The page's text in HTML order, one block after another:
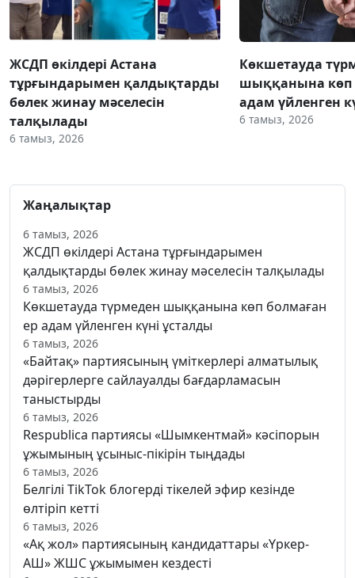
ЖСДП өкілдері Астана
тұрғындарымен қалдықтарды
бөлек жинау мәселесін
талқылады
6 тамыз, 2026
Көкшетауда
шыққанына көп
адам үйленген
6 тамыз, 2026
Жаңалықтар
6 тамыз, 2026
ЖСДП өкілдері Астана тұрғындарымен
қалдықтарды бөлек жинау мәселесін талқылады
6 тамыз, 2026
Көкшетауда түрмеден шыққанына көп болмаған
ер адам үйленген күні ұсталды
6 тамыз, 2026
«Байтақ» партиясының үміткерлері алматылық
дәрігерлерге сайлауалды бағдарламасын
таныстырды
6 тамыз, 2026
Respublica партиясы «Шымкентмай» кәсіпорын
ұжымының ұсыныс-пікірін тыңдады
6 тамыз, 2026
Белгілі TikTok блогерді тікелей эфир кезінде
өлтіріп кетті
6 тамыз, 2026
«Ақ жол» партиясының кандидаттары «Үркер-
АШ» ЖШС ұжымымен кездесті